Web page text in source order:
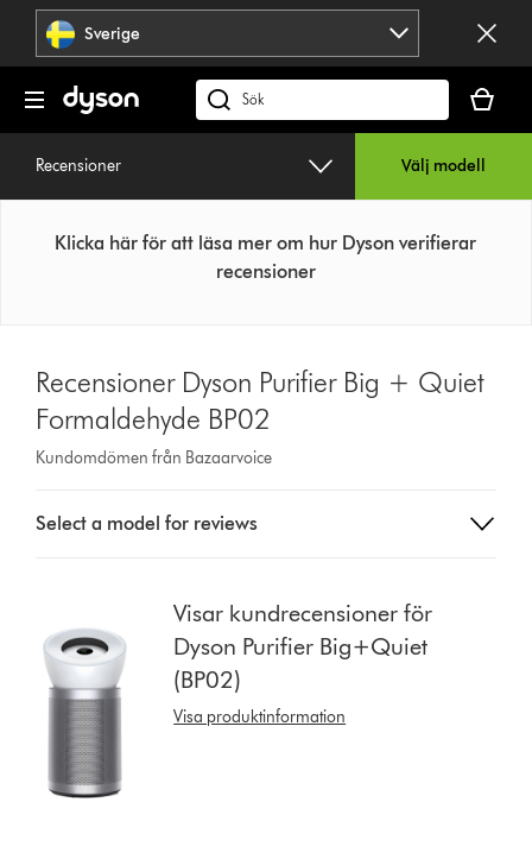
Hoppa
navigering
Sverige
Sök
på
är
tom
Recensioner
Välj modell
Klicka här för att läsa mer om hur Dyson verifierar
recensioner
Recensioner Dyson Purifier Big + Quiet
Formaldehyde BP02
Kundomdömen från Bazaarvoice
a
list
to
show
reviews
model
Select a model for reviews
Visar kundrecensioner för
Dyson Purifier Big+Quiet
(BP02)
Visa produktinformation